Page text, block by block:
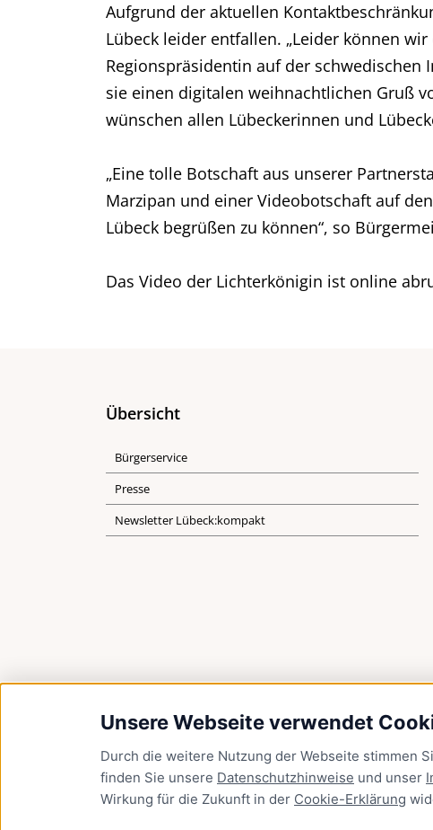
Unsere Webseite verwendet
Durch die weitere Nutzung der Webseite stimmen
finden Sie unsere Datenschutzhinweise und unser
Wirkung für die Zukunft in der Cookie-Erklärung
Aufgrund der aktuellen
Lübeck leider entfallen. „Leider können
Regionspräsidentin auf der schwedischen
sie einen digitalen weihnachtlichen Gruß
wünschen allen Lübeckerinnen und
„Eine tolle Botschaft aus unserer
Marzipan und einer Videobotschaft auf
Lübeck begrüßen zu können“, so
Das Video der Lichterkönigin ist online
Übersicht
Bürgerservice
Presse
Newsletter Lübeck:kompakt